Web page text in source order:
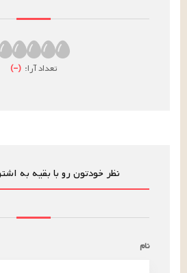
تعداد آرا: (
–
)
نظر خودتون رو با بقیه به
نام